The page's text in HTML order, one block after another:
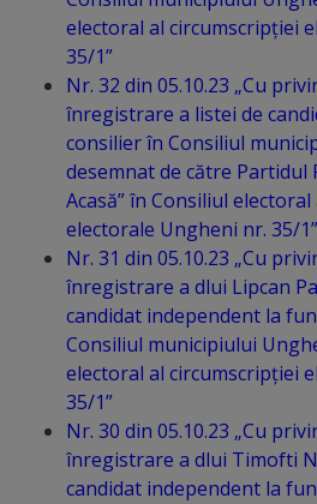
Primărie
Primar
Viceprimari
Organigrama
Aparatul
primăriei
Regulamentul
de
electoral al circumscripției
35/1”
Nr. 32 din 05.10.23 „Cu
înregistrare a listei de
consilier în Consiliul
desemnat de către Partidul
Acasă” în Consiliul
electorale Ungheni nr. 35/1”
Nr. 31 din 05.10.23 „Cu
înregistrare a dlui Lipcan
candidat independent la
Consiliul municipiului
electoral al circumscripției
35/1”
Nr. 30 din 05.10.23 „Cu
înregistrare a dlui Timofti
candidat independent la